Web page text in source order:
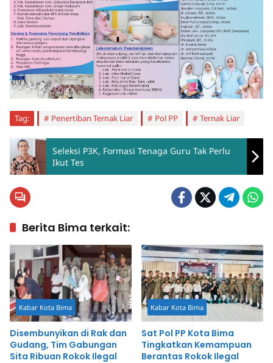
Tag: Penertiban Ternak Liar Pol PP Ternak Liar
Seleksi P3K, Formasi Tenaga Guru Tak Perlu
Ikut Tes
Berita Bima terkait:
Kabar Kota Bima
Disembunyikan di Rak dan
Gudang, Tim Gabungan
Sita Ribuan Rokok Ilegal
Kabar Kota Bima
Sat Pol PP Kota Bima
Tingkatkan Kemampuan
Berantas Rokok Ilegal